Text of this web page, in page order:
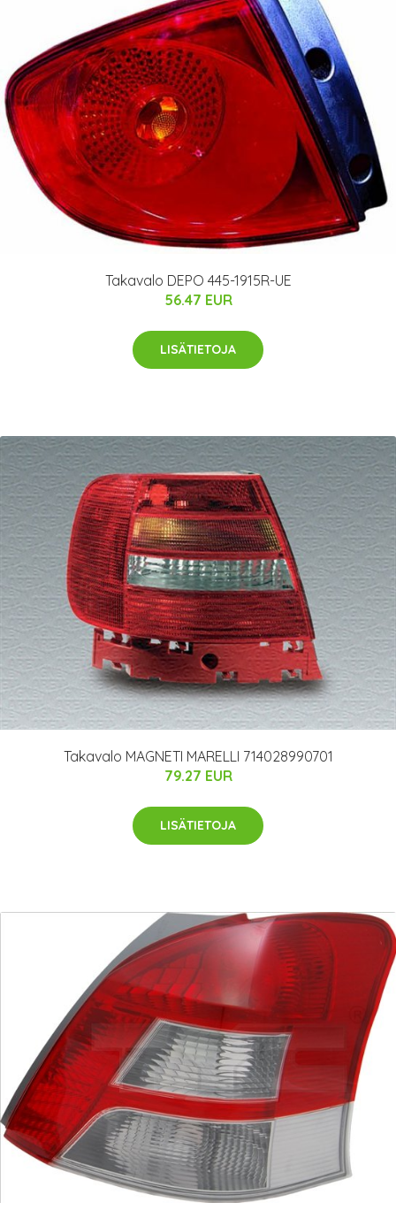
Takavalo DEPO 445-1915R-UE
56.47 EUR
LISÄTIETOJA
Takavalo MAGNETI MARELLI 714028990701
79.27 EUR
LISÄTIETOJA